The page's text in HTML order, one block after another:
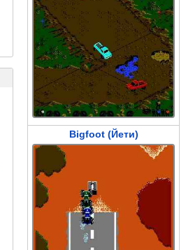
Bigfoot (Йети)